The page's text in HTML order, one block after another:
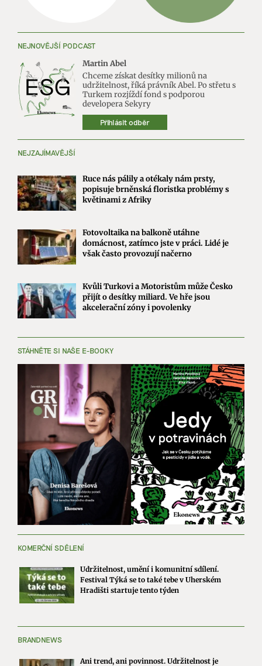
NEJNOVĚJŠÍ PODCAST
Martin Abel
Chceme získat desítky milionů na
udržitelnost, říká právník Abel. Po střetu s
Turkem rozjíždí fond s podporou
developera Sekyry
Přihlásit odběr
NEJZAJÍMAVĚJŠÍ
Ruce nás pálily a otékaly nám prsty,
popisuje brněnská floristka problémy s
květinami z Afriky
Fotovoltaika na balkoně utáhne
domácnost, zatímco jste v práci. Lidé je
však často provozují načerno
Kvůli Turkovi a Motoristům může Česko
přijít o desítky miliard. Ve hře jsou
akcelerační zóny i povolenky
STÁHNĚTE SI NAŠE E-BOOKY
KOMERČNÍ SDĚLENÍ
Udržitelnost, umění i komunitní sdílení.
Festival Týká se to také tebe v Uherském
Hradišti startuje tento týden
BRANDNEWS
Ani trend, ani povinnost. Udržitelnost je